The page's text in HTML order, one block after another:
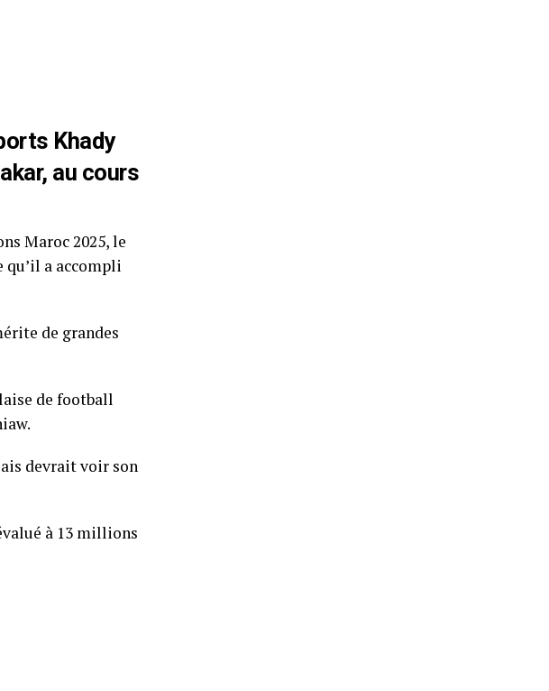
Khady
au cours
Maroc 2025, le
qu’il a accompli
de grandes
de football
devrait voir son
à 13 millions